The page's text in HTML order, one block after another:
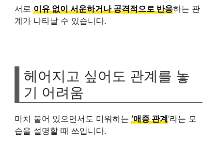
서로 이유 없이 서운하거나 공격적으로 반응하는 관
계가 나타날 수 있습니다.
헤어지고 싶어도 관계를 놓
기 어려움
마치 붙어 있으면서도 미워하는 ‘애증 관계’라는 모
습을 설명할 때 쓰입니다.